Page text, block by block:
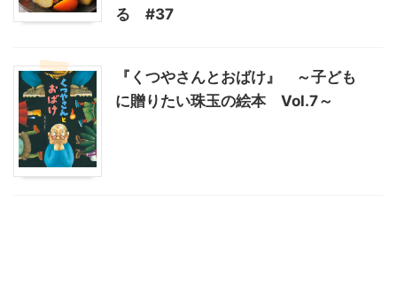
る #37
『くつやさんとおばけ』 ～子ども
に贈りたい珠玉の絵本 Vol.7～